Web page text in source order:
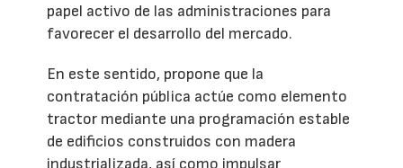
papel activo de las administraciones para
favorecer el desarrollo del mercado.
En este sentido, propone que la
contratación pública actúe como elemento
tractor mediante una programación estable
de edificios construidos con madera
industrializada, así como impulsar